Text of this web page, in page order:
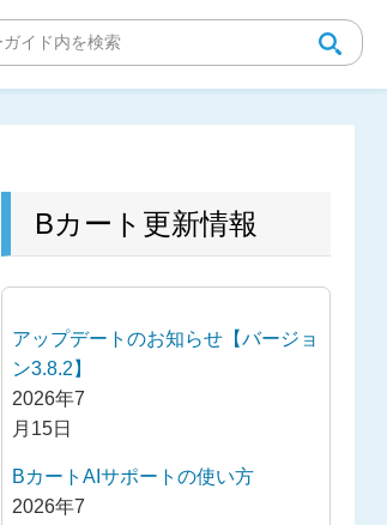
Bカート更新情報
アップデートのお知らせ【バージョ
ン3.8.2】
2026年7
月15日
BカートAIサポートの使い方
2026年7